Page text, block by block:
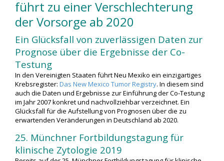
führt zu einer Verschlechterung
der Vorsorge ab 2020
Ein Glücksfall von zuverlässigen Daten zur
Prognose über die Ergebnisse der Co-
Testung
In den Vereinigten Staaten führt Neu Mexiko ein einzigartiges
Krebsregister: Das New Mexico Tumor Registry. In diesem sind
auch die Daten und Ergebnisse zur Einführung der Co-Testung
im Jahr 2007 konkret und nachvollziehbar verzeichnet. Ein
Glücksfall für die Aufstellung von Prognosen über die zu
erwartenden Veränderungen in Deutschland ab 2020.
25. Münchner Fortbildungstagung für
klinische Zytologie 2019